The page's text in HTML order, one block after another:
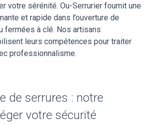
votre sérénité. Ou-Serrurier fournit une
et rapide dans l’ouverture de
fermées à clé. Nos artisans
leurs compétences pour traiter
professionnalisme.
de serrures : notre
votre sécurité